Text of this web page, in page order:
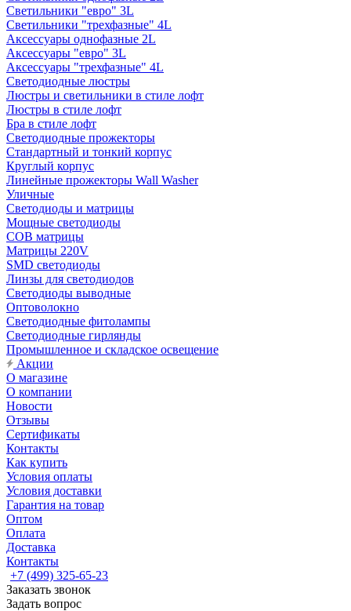
Светильники "евро" 3L
Светильники "трехфазные" 4L
Аксессуары однофазные 2L
Аксессуары "евро" 3L
Аксессуары "трехфазные" 4L
Светодиодные люстры
Люстры и светильники в стиле лофт
Люстры в стиле лофт
Бра в стиле лофт
Светодиодные прожекторы
Стандартный и тонкий корпус
Круглый корпус
Линейные прожекторы Wall Washer
Уличные
Светодиоды и матрицы
Мощные светодиоды
COB матрицы
Матрицы 220V
SMD светодиоды
Линзы для светодиодов
Светодиоды выводные
Оптоволокно
Светодиодные фитолампы
Светодиодные гирлянды
Промышленное и складское освещение
Акции
О магазине
О компании
Новости
Отзывы
Сертификаты
Контакты
Как купить
Условия оплаты
Условия доставки
Гарантия на товар
Оптом
Оплата
Доставка
Контакты
+7 (499) 325-65-23
Заказать звонок
Задать вопрос